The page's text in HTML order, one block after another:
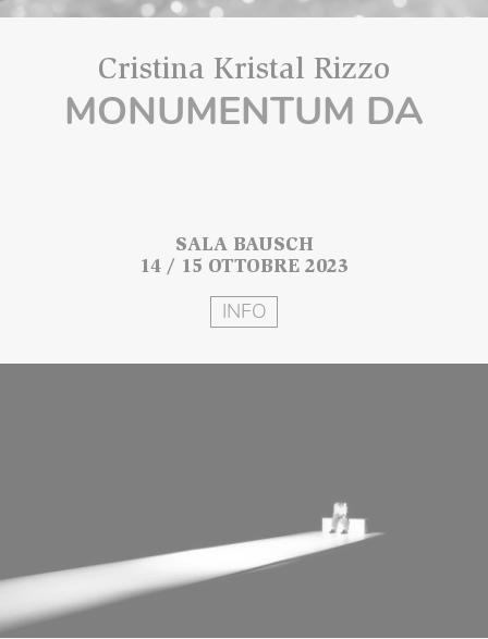
Cristina Kristal Rizzo
MONUMENTUM DA
SALA BAUSCH
14 / 15 OTTOBRE 2023
INFO